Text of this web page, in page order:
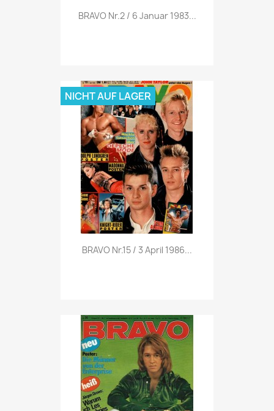
Vorschau
BRAVO Nr.2 / 6 Januar 1983...
Vorschau
BRAVO Nr.15 / 3 April 1986...
NICHT AUF LAGER